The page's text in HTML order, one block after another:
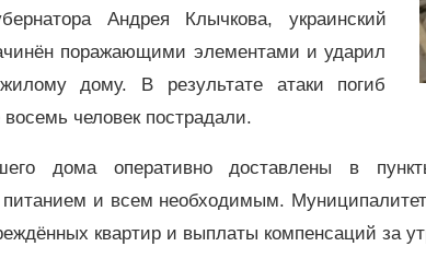
Андрея Клычкова, украинский
поражающими элементами и ударил
дому. В результате атаки погиб
человек пострадали.
дома оперативно доставлены в
питанием и всем необходимым.
квартир и выплаты компенсаций за